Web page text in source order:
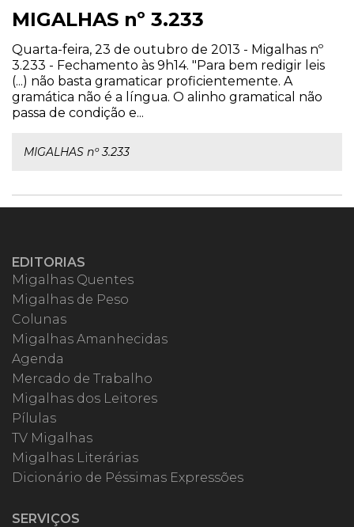
MIGALHAS nº 3.233
Quarta-feira, 23 de outubro de 2013 - Migalhas nº
3.233 - Fechamento às 9h14. "Para bem redigir leis
(...) não basta gramaticar proficientemente. A
gramática não é a língua. O alinho gramatical não
passa de condição e...
MIGALHAS nº 3.233
EDITORIAS
Migalhas Quentes
Migalhas de Peso
Colunas
Migalhas Amanhecidas
Agenda
Mercado de Trabalho
Migalhas dos Leitores
Pílulas
TV Migalhas
Migalhas Literárias
Dicionário de Péssimas Expressões
SERVIÇOS